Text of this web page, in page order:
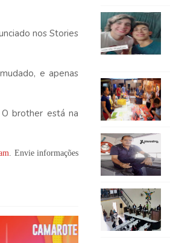
nos Stories
e apenas
brother está na
. Envie informações